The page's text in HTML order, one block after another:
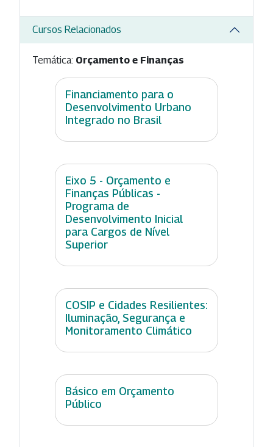
Cursos Relacionados
Temática: Orçamento e Finanças
Financiamento para o
Desenvolvimento Urbano
Integrado no Brasil
Eixo 5 - Orçamento e
Finanças Públicas -
Programa de
Desenvolvimento Inicial
para Cargos de Nível
Superior
COSIP e Cidades Resilientes:
Iluminação, Segurança e
Monitoramento Climático
Básico em Orçamento
Público